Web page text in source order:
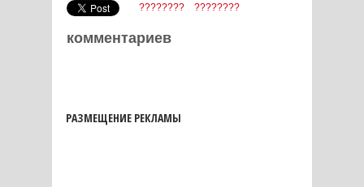
???????? ????????
комментариев
РАЗМЕЩЕНИЕ РЕКЛАМЫ